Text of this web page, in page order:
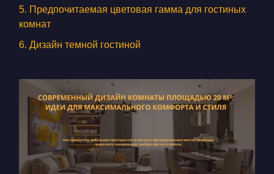
БЛОГ
RU
+380671500551
Заказать звонок сейчас
5. Предпочитаемая цветовая гамма для гостиных
комнат
6. Дизайн темной гостиной